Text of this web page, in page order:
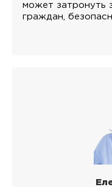
может затронуть
граждан,